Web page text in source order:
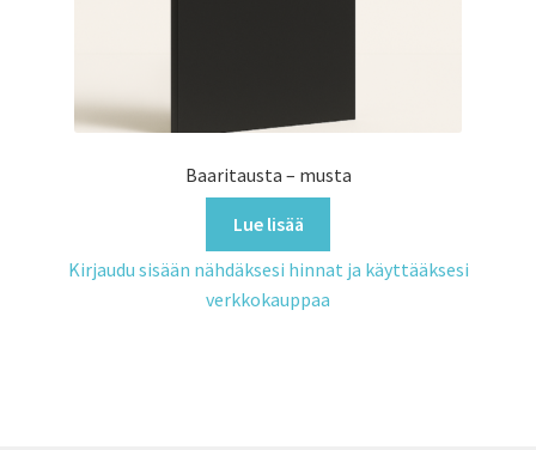
Baaritausta – musta
Lue lisää
Kirjaudu sisään nähdäksesi hinnat ja käyttääksesi
verkkokauppaa